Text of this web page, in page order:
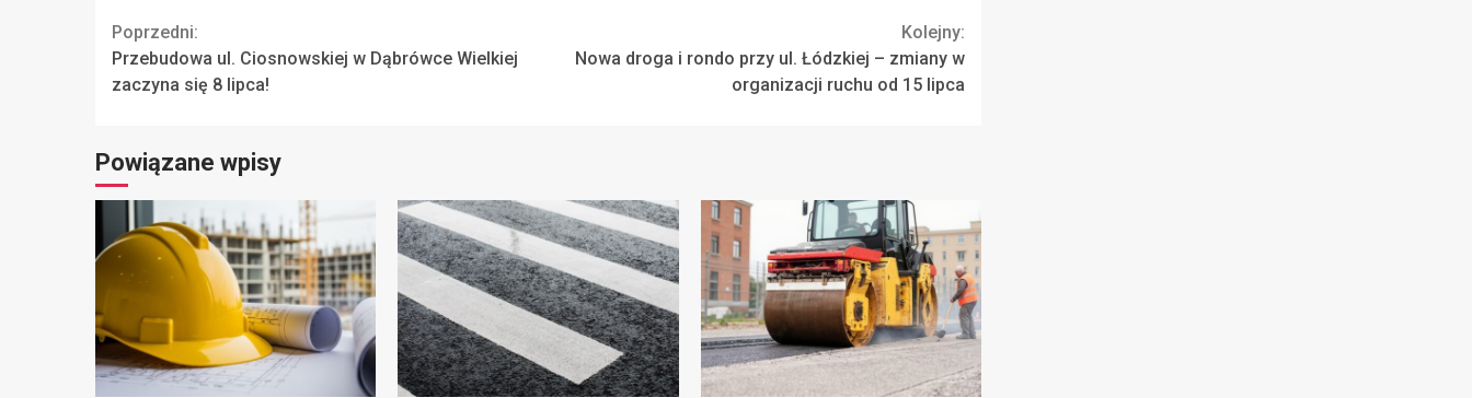
Continue
Reading
Poprzedni:
Przebudowa ul. Ciosnowskiej w Dąbrówce Wielkiej
zaczyna się 8 lipca!
Kolejny:
Nowa droga i rondo przy ul. Łódzkiej – zmiany w
organizacji ruchu od 15 lipca
Powiązane wpisy